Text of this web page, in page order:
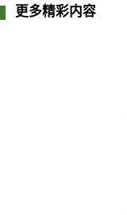
更多精彩内容